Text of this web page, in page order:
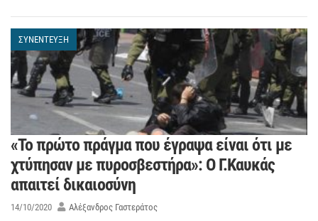
ΣΥΝΕΝΤΕΥΞΗ
«Το πρώτο πράγμα που έγραψα είναι ότι με
χτύπησαν με πυροσβεστήρα»: Ο Γ.Καυκάς
απαιτεί δικαιοσύνη
14/10/2020 Αλέξανδρος Γαστεράτος